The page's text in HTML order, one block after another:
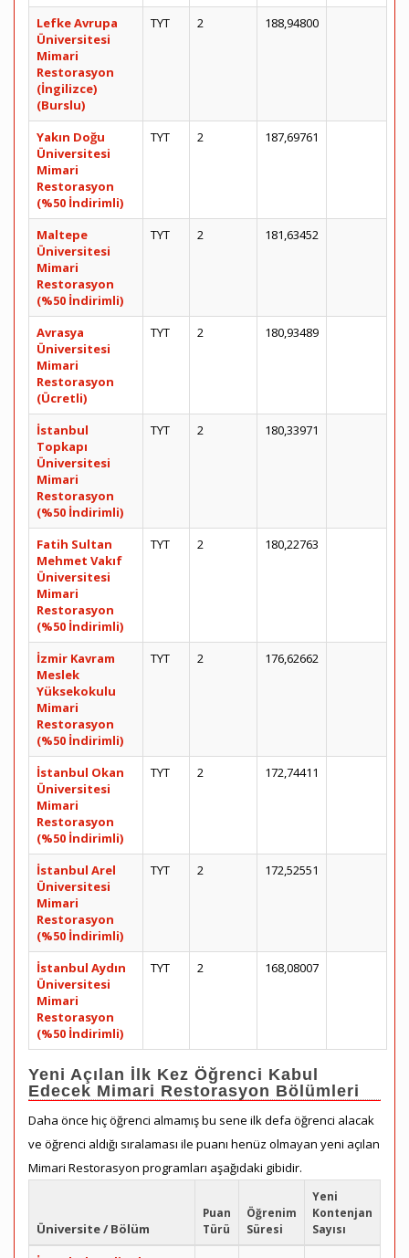
Lefke Avrupa
Üniversitesi
Mimari
Restorasyon
(İngilizce)
(Burslu)
TYT 2 188,94800
Yakın Doğu
Üniversitesi
Mimari
Restorasyon
(%50 İndirimli)
TYT 2 187,69761
Maltepe
Üniversitesi
Mimari
Restorasyon
(%50 İndirimli)
TYT 2 181,63452
Avrasya
Üniversitesi
Mimari
Restorasyon
(Ücretli)
TYT 2 180,93489
İstanbul
Topkapı
Üniversitesi
Mimari
Restorasyon
(%50 İndirimli)
TYT 2 180,33971
Fatih Sultan
Mehmet Vakıf
Üniversitesi
Mimari
Restorasyon
(%50 İndirimli)
TYT 2 180,22763
İzmir Kavram
Meslek
Yüksekokulu
Mimari
Restorasyon
(%50 İndirimli)
TYT 2 176,62662
İstanbul Okan
Üniversitesi
Mimari
Restorasyon
(%50 İndirimli)
TYT 2 172,74411
İstanbul Arel
Üniversitesi
Mimari
Restorasyon
(%50 İndirimli)
TYT 2 172,52551
İstanbul Aydın
Üniversitesi
Mimari
Restorasyon
(%50 İndirimli)
TYT 2 168,08007
Yeni Açılan İlk Kez Öğrenci Kabul
Edecek Mimari Restorasyon Bölümleri
Daha önce hiç öğrenci almamış bu sene ilk defa öğrenci alacak
ve öğrenci aldığı sıralaması ile puanı henüz olmayan yeni açılan
Mimari Restorasyon programları aşağıdaki gibidir.
Üniversite / Bölüm
Puan
Türü
Öğrenim
Süresi
Yeni
Kontenjan
Sayısı